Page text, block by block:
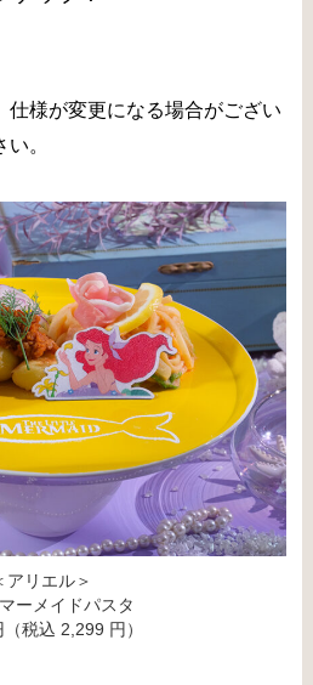
様が変更になる場合がござい
。
アリエル＞
ーメイドパスタ
税込 2,299 円）